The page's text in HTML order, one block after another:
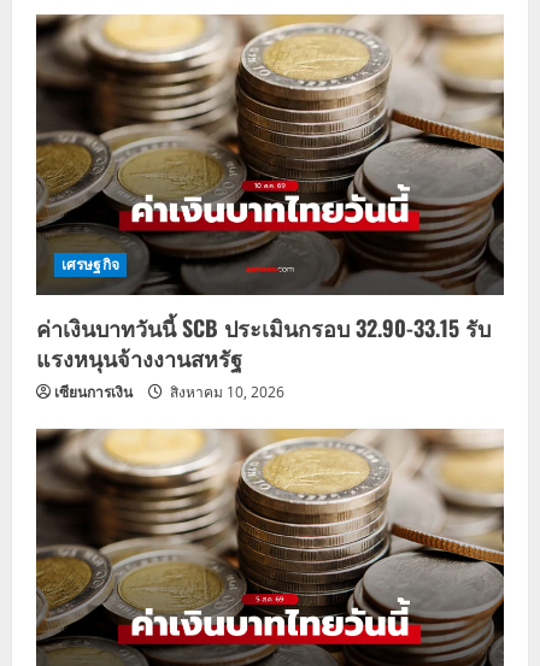
เศรษฐกิจ
ค่าเงินบาทวันนี้ SCB ประเมินกรอบ 32.90-33.15 รับ
แรงหนุนจ้างงานสหรัฐ
เซียนการเงิน สิงหาคม 10, 2026